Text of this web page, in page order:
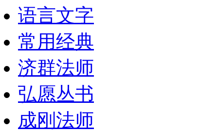
语言文字
常用经典
济群法师
弘愿丛书
成刚法师